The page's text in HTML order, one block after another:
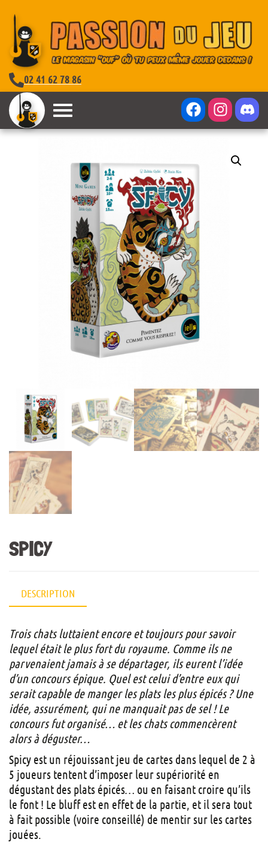
02 41 62 78 86
SPICY
DESCRIPTION
Trois chats luttaient encore et toujours pour savoir
lequel était le plus fort du royaume. Comme ils ne
parvenaient jamais à se départager, ils eurent l’idée
d’un concours épique. Quel est celui d’entre eux qui
serait capable de manger les plats les plus épicés ? Une
idée, assurément, qui ne manquait pas de sel ! Le
concours fut organisé… et les chats commencèrent
alors à déguster…
Spicy est un réjouissant jeu de cartes dans lequel de 2 à
5 joueurs tentent d’imposer leur supériorité en
dégustant des plats épicés… ou en faisant croire qu’ils
le font ! Le bluff est en effet de la partie, et il sera tout
à fait possible (voire conseillé) de mentir sur les cartes
jouées.